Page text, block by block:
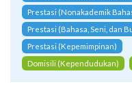
Prestasi (Nonakademik
Prestasi (Bahasa, Seni, dan
Prestasi (Kepemimpinan)
Domisili (Kependudukan)